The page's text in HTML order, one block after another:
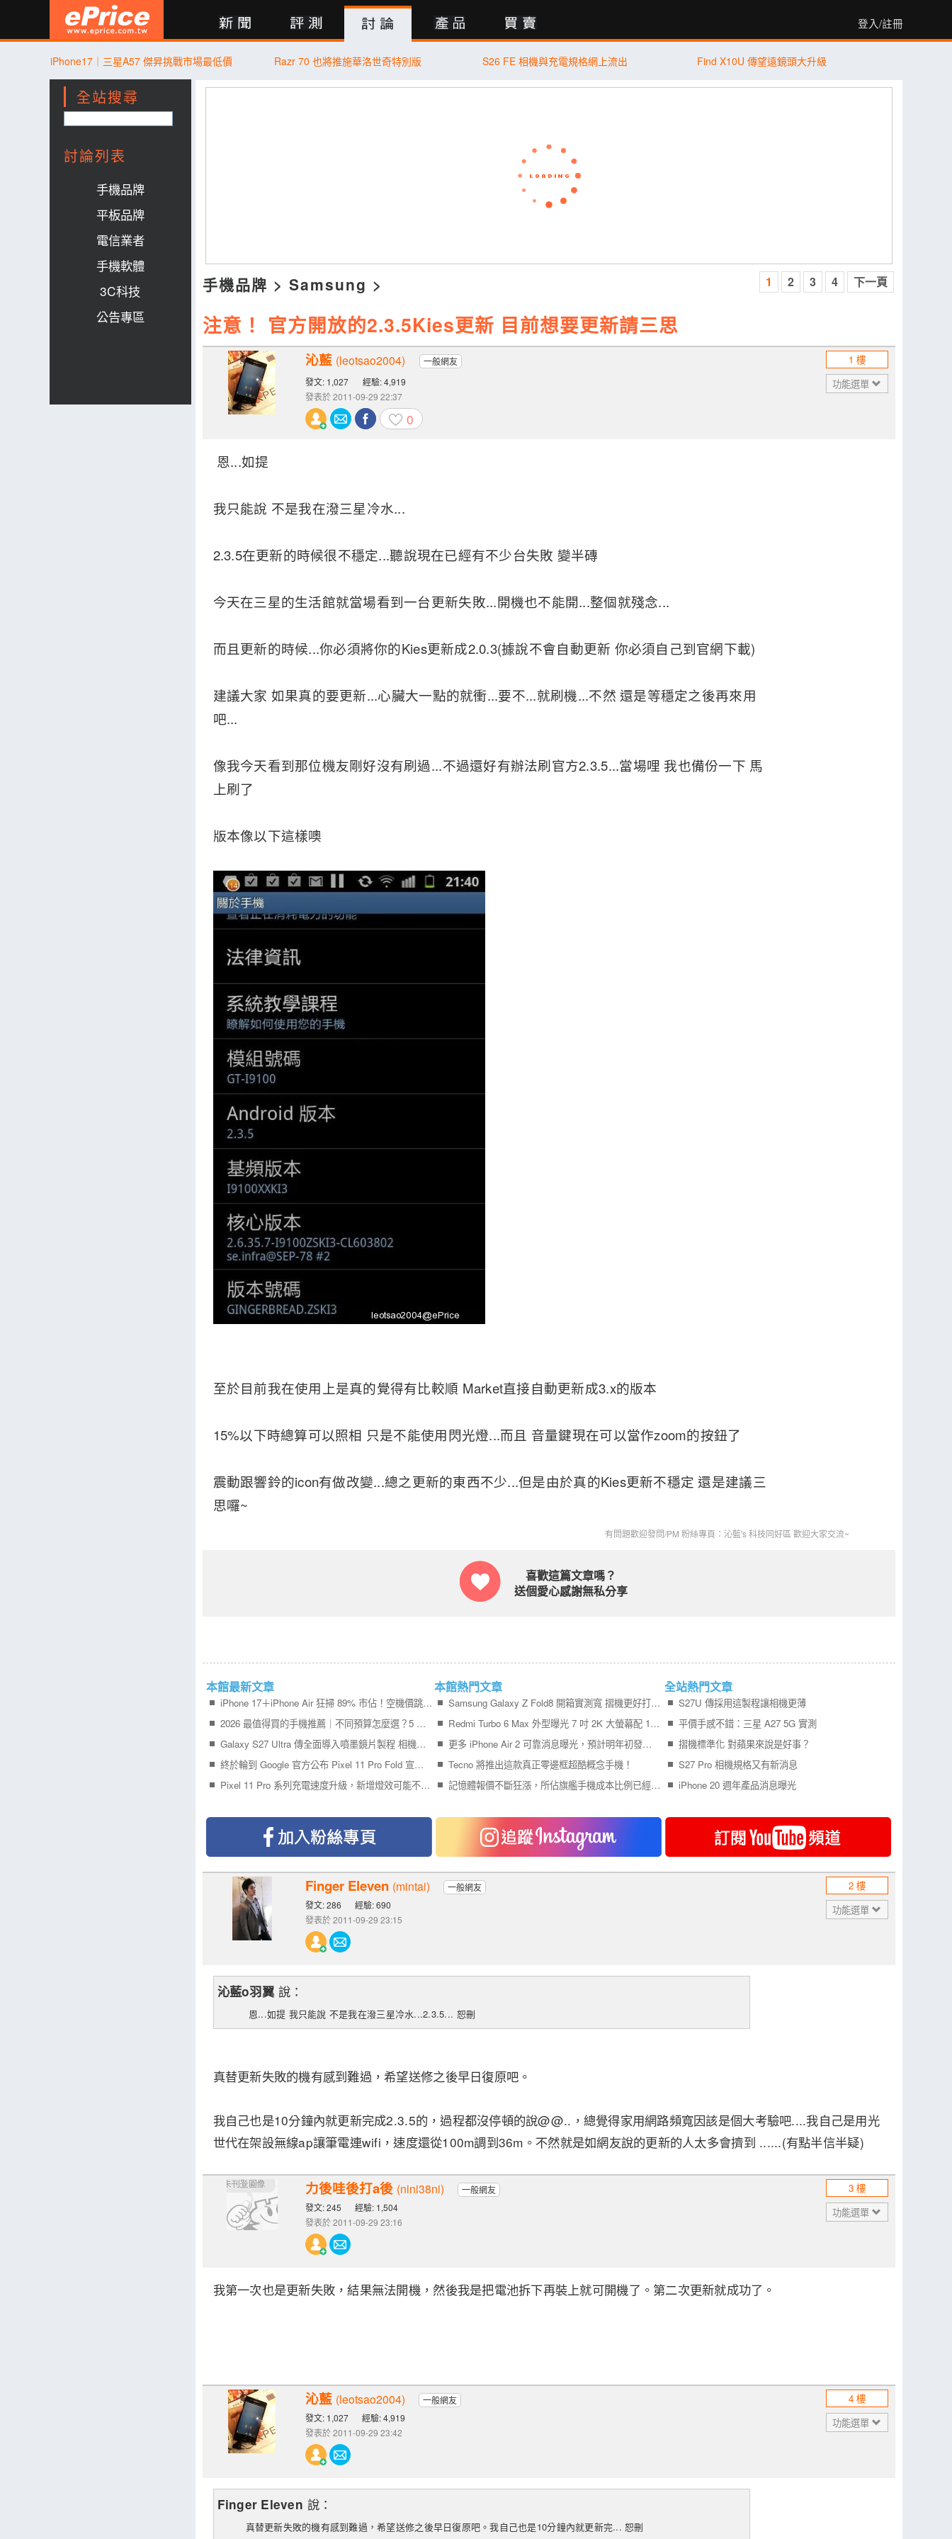
登入/註冊
評測 討論 產品 買賣 登入 行動版
iPhone17｜三星A57 傑昇挑戰市場最低價 Razr 70 也將推施華洛世奇特別版 S26 FE 相機與充電規格網上流出 Find X10U 傳望遠鏡頭大升級
全站搜尋
討論列表
手機品牌
平板品牌
電信業者
手機軟體
3C科技
公告專區
手機品牌 > Samsung > 1 2 3 4 下一頁
注意！ 官方開放的2.3.5Kies更新 目前想要更新請三思
沁藍 (leotsao2004)
一般網友
發文: 1,027
經驗: 4,919
發表於 2011-09-29 22:37
0
1 樓
功能選單
恩...如提
我只能說 不是我在潑三星冷水...
2.3.5在更新的時候很不穩定...聽說現在已經有不少台失敗 變半磚
今天在三星的生活館就當場看到一台更新失敗...開機也不能開...整個就殘念...
而且更新的時候...你必須將你的Kies更新成2.0.3(據說不會自動更新 你必須自己到官網下載)
建議大家 如果真的要更新...心臟大一點的就衝...要不...就刷機...不然 還是等穩定之後再來用
吧...
像我今天看到那位機友剛好沒有刷過...不過還好有辦法刷官方2.3.5...當場哩 我也備份一下 馬
上刷了
版本像以下這樣噢
至於目前我在使用上是真的覺得有比較順 Market直接自動更新成3.x的版本
15%以下時總算可以照相 只是不能使用閃光燈...而且 音量鍵現在可以當作zoom的按鈕了
震動跟響鈴的icon有做改變...總之更新的東西不少...但是由於真的Kies更新不穩定 還是建議三
思囉~
有問題歡迎發問/PM 粉絲專頁：沁藍's 科技同好區 歡迎大家交流~
喜歡這篇文章嗎？
送個愛心感謝無私分享
本館最新文章
iPhone 17＋iPhone Air 狂掃 89% 市佔！空機價跳水 9,410 元引爆尾盤買氣
2026 最值得買的手機推薦｜不同預算怎麼選？5 款熱門手機完整比較
Galaxy S27 Ultra 傳全面導入噴墨鏡片製程 相機模組更薄、拍攝品質再提升
終於輪到 Google 官方公布 Pixel 11 Pro Fold 宣傳影片
Pixel 11 Pro 系列充電速度升級，新增燈效可能不叫 Pixel Glow
本館熱門文章
Samsung Galaxy Z Fold8 開箱實測寬 摺機更好打字 201g 輕巧機身真的好用嗎？
Redmi Turbo 6 Max 外型曝光 7 吋 2K 大螢幕配 10000mAh 電池 挑戰超長續航
更多 iPhone Air 2 可靠消息曝光，預計明年初發表！
Tecno 將推出這款真正零邊框超酷概念手機！
記憶體報價不斷狂漲，所佔旗艦手機成本比例已經比處理器還要高
全站熱門文章
S27U 傳採用這製程讓相機更薄
平價手感不錯：三星 A27 5G 實測
摺機標準化 對蘋果來說是好事？
S27 Pro 相機規格又有新消息
iPhone 20 週年產品消息曝光
Finger Eleven (mintai)
一般網友
發文: 286
經驗: 690
發表於 2011-09-29 23:15
2 樓
功能選單
沁藍o羽翼 說：
恩...如提 我只能說 不是我在潑三星冷水...2.3.5... 恕刪
真替更新失敗的機有感到難過，希望送修之後早日復原吧。
我自己也是10分鐘內就更新完成2.3.5的，過程都沒停頓的說@@..，總覺得家用網路頻寬因該是個大考驗吧....我自己是用光
世代在架設無線ap讓筆電連wifi，速度還從100m調到36m。不然就是如網友說的更新的人太多會擠到 ......(有點半信半疑)
力後哇後打a後 (nini38ni)
一般網友
發文: 245
經驗: 1,504
發表於 2011-09-29 23:16
3 樓
功能選單
我第一次也是更新失敗，結果無法開機，然後我是把電池拆下再裝上就可開機了。第二次更新就成功了。
沁藍 (leotsao2004)
一般網友
發文: 1,027
經驗: 4,919
發表於 2011-09-29 23:42
4 樓
功能選單
Finger Eleven 說：
真替更新失敗的機有感到難過，希望送修之後早日復原吧。我自己也是10分鐘內就更新完... 恕刪